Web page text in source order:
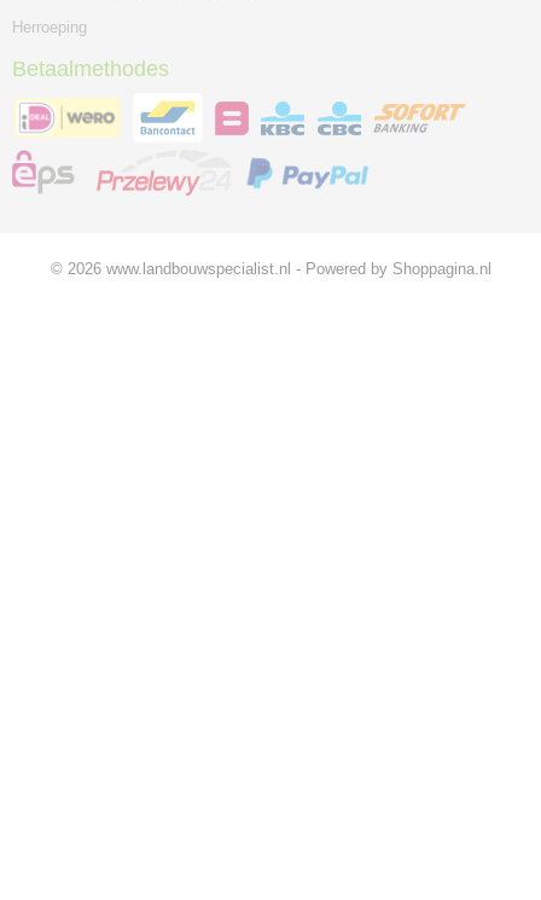
Herroeping
Betaalmethodes
© 2026 www.landbouwspecialist.nl - Powered by Shoppagina.nl